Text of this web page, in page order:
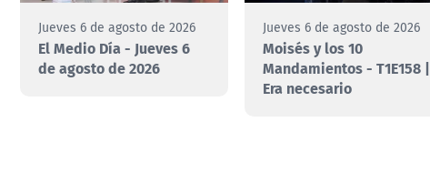
Jueves 6 de agosto de 2026
El Medio Día - Jueves 6
de agosto de 2026
Jueves 6 de agosto de 2026
Moisés y los 10
Mandamientos - T1E158 |
Era necesario